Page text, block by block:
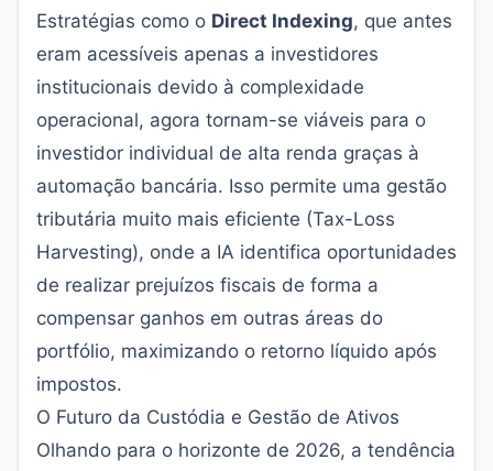
Estratégias como o Direct Indexing, que antes
eram acessíveis apenas a investidores
institucionais devido à complexidade
operacional, agora tornam-se viáveis para o
investidor individual de alta renda graças à
automação bancária. Isso permite uma gestão
tributária muito mais eficiente (Tax-Loss
Harvesting), onde a IA identifica oportunidades
de realizar prejuízos fiscais de forma a
compensar ganhos em outras áreas do
portfólio, maximizando o retorno líquido após
impostos.
O Futuro da Custódia e Gestão de Ativos
Olhando para o horizonte de 2026, a tendência